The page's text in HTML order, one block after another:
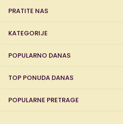
PRATITE NAS
KATEGORIJE
POPULARNO DANAS
TOP PONUDA DANAS
POPULARNE PRETRAGE